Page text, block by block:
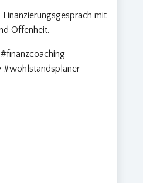
Finanzierungsgespräch mit
Offenheit.
#wohlstandsplaner